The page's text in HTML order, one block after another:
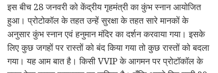
इस बीच 28 जनवरी को केंद्रीय गृहमंत्री का कुंभ स्नान आयोजित
हुआ। प्रोटोकॉल के तहत उन्हें सुरक्षा के तहत सारे मानकों के
अनुसार कुंभ स्नान एवं हनुमान मंदिर का दर्शन करवाया गया। इसके
लिए कुछ जगहों पर रास्तों को बंद किया गया तो कुछ रास्तों को बदला
गया। यह आम बात है। किसी VVIP के आगमन पर प्रोटॉकॉल के